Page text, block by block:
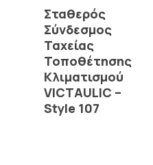
Read More
Σταθερός
Σύνδεσμος
Ταχείας
Τοποθέτησης
Κλιματισμού
VICTAULIC –
Style 107